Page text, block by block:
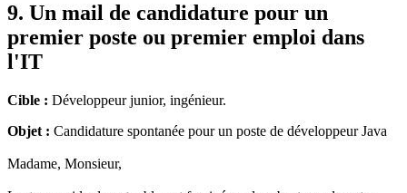
9. Un mail de candidature pour un
premier poste ou premier emploi dans
l'IT
Cible : Développeur junior, ingénieur.
Objet : Candidature spontanée pour un poste de développeur Java
Madame, Monsieur,